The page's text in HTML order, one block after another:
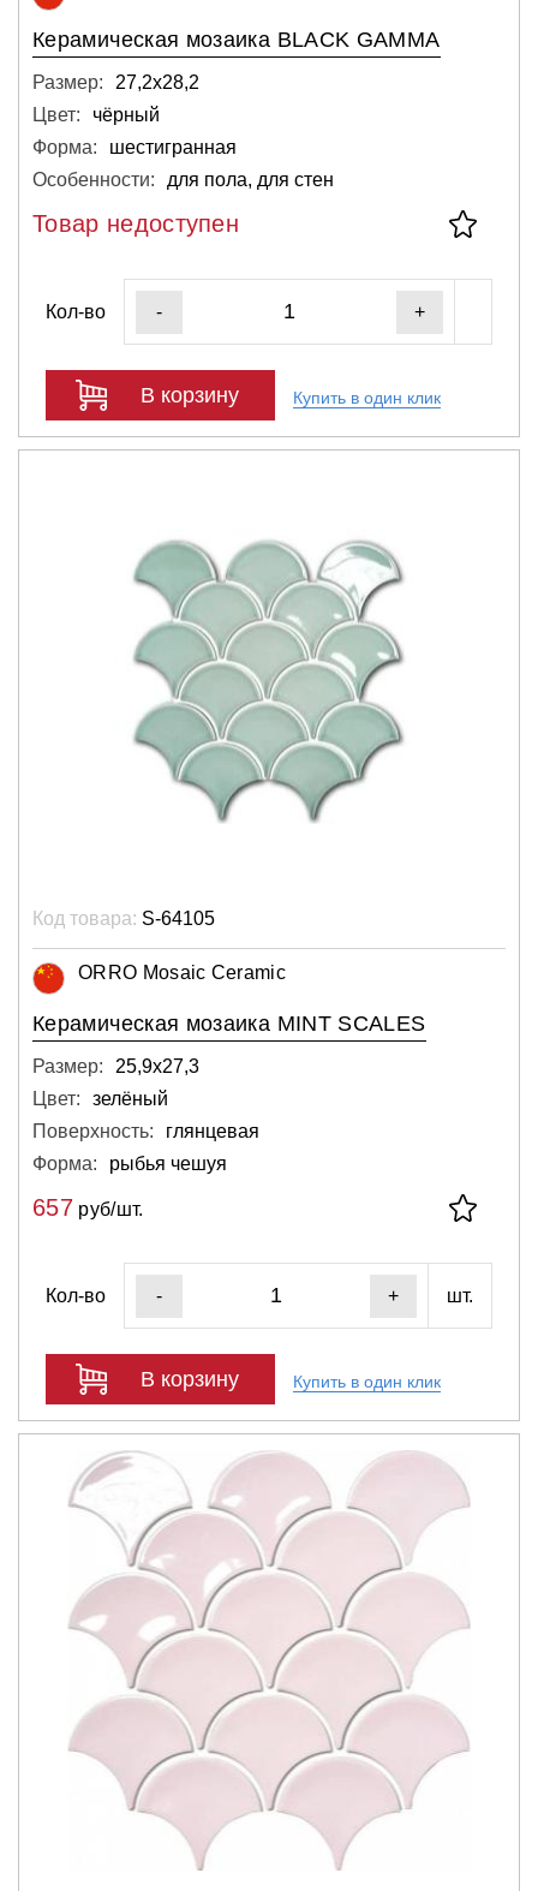
Керамическая мозаика BLACK GAMMA
Размер:
27,2х28,2
Цвет:
чёрный
Форма:
шестигранная
Особенности:
для пола, для стен
Товар недоступен
Кол-во - +
В корзину Купить в один клик
Код товара: S-64105
ORRO Mosaic Ceramic
Керамическая мозаика MINT SCALES
Размер:
25,9х27,3
Цвет:
зелёный
Поверхность:
глянцевая
Форма:
рыбья чешуя
657 руб/шт.
Кол-во - + шт.
В корзину Купить в один клик